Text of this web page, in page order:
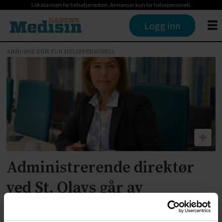
Lokalavisen for helsetjenesten. Annonser kun for helsepersonell.
Logg inn
Tag:
helse-
midt
ANNONSE KUN FOR HELSEPERSONELL
Administrerende direktør
ved St. Olavs går av